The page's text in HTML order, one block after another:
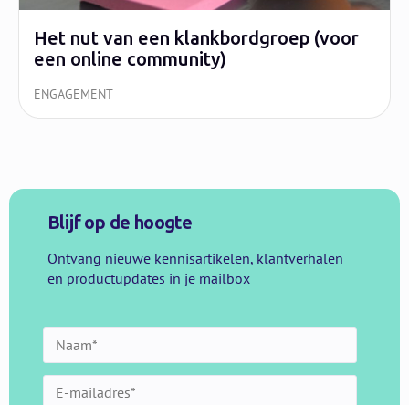
Het nut van een klankbordgroep (voor
een online community)
ENGAGEMENT
Blijf op de hoogte
Ontvang nieuwe kennisartikelen, klantverhalen
en productupdates in je mailbox